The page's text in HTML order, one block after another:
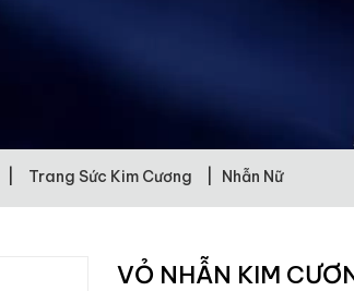
Trang Sức Kim Cương Nhẫn Nữ
VỎ NHẪN KIM